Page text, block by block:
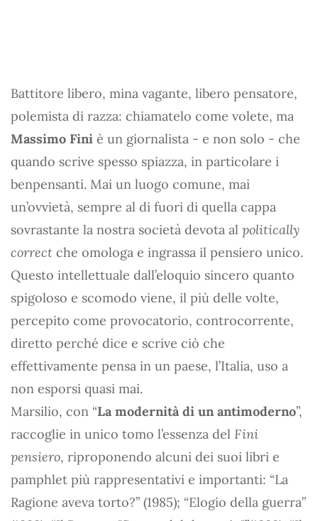
Battitore libero, mina vagante, libero pensatore,
polemista di razza: chiamatelo come volete, ma
Massimo Fini è un giornalista - e non solo - che
quando scrive spesso spiazza, in particolare i
benpensanti. Mai un luogo comune, mai
un’ovvietà, sempre al di fuori di quella cappa
sovrastante la nostra società devota al politically
correct che omologa e ingrassa il pensiero unico.
Questo intellettuale dall’eloquio sincero quanto
spigoloso e scomodo viene, il più delle volte,
percepito come provocatorio, controcorrente,
diretto perché dice e scrive ciò che
effettivamente pensa in un paese, l’Italia, uso a
non esporsi quasi mai.
Marsilio, con “La modernità di un antimoderno”,
raccoglie in unico tomo l’essenza del Fini
pensiero, riproponendo alcuni dei suoi libri e
pamphlet più rappresentativi e importanti: “La
Ragione aveva torto?” (1985); “Elogio della guerra”